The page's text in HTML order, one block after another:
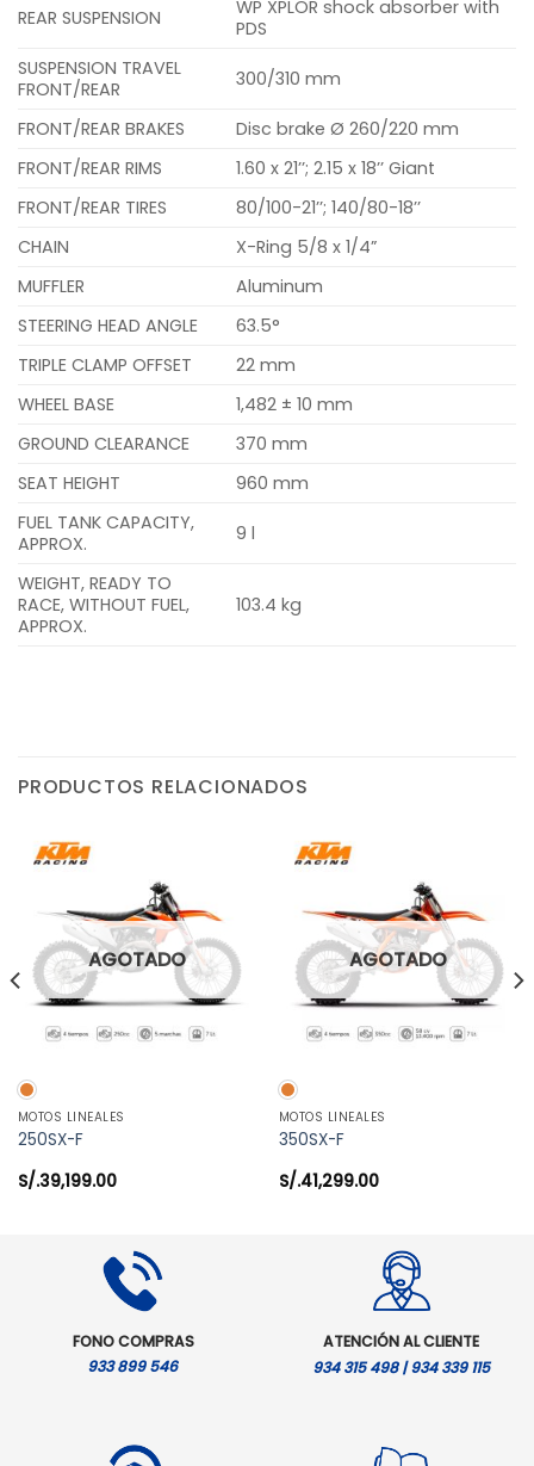
REAR SUSPENSION
WP XPLOR shock absorber with
PDS
SUSPENSION TRAVEL
FRONT/REAR
300/310 mm
FRONT/REAR BRAKES
Disc brake Ø 260/220 mm
FRONT/REAR RIMS
1.60 x 21’’; 2.15 x 18’’ Giant
FRONT/REAR TIRES
80/100-21’’; 140/80-18’’
CHAIN
X-Ring 5/8 x 1/4”
MUFFLER
Aluminum
STEERING HEAD ANGLE
63.5°
TRIPLE CLAMP OFFSET
22 mm
WHEEL BASE
1,482 ± 10 mm
GROUND CLEARANCE
370 mm
SEAT HEIGHT
960 mm
FUEL TANK CAPACITY,
APPROX.
9 l
WEIGHT, READY TO
RACE, WITHOUT FUEL,
APPROX.
103.4 kg
PRODUCTOS RELACIONADOS
AGOTADO
MOTOS LINEALES
250SX-F
S/.39,199.00
AGOTADO
MOTOS LINEALES
350SX-F
S/.41,299.00
FONO COMPRAS
933 899 546
ATENCIÓN AL CLIENTE
934 315 498 | 934 339 115